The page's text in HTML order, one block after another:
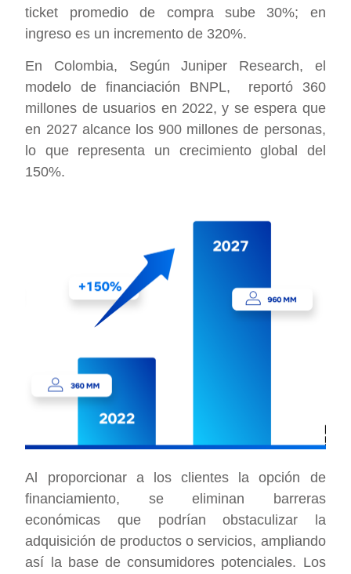
ticket promedio de compra sube 30%; en
ingreso es un incremento de 320%.
En Colombia, Según Juniper Research, el
modelo de financiación BNPL, reportó 360
millones de usuarios en 2022, y se espera que
en 2027 alcance los 900 millones de personas,
lo que representa un crecimiento global del
150%.
Al proporcionar a los clientes la opción de
financiamiento, se eliminan barreras
económicas que podrían obstaculizar la
adquisición de productos o servicios, ampliando
así la base de consumidores potenciales. Los